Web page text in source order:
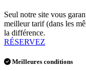
Seul notre site vous
meilleur tarif (dans les
la différence.
RÉSERVEZ
Meilleures conditions